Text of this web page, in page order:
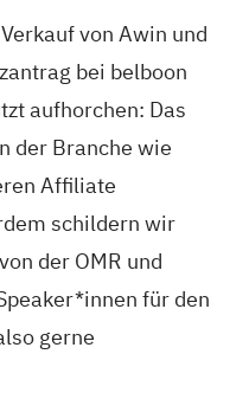
von Awin und
bei belboon
aufhorchen: Das
der Branche wie
Affiliate
schildern wir
der OMR und
für den
gerne